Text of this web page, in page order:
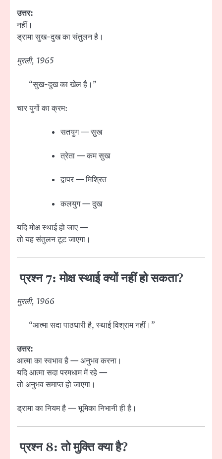
उत्तर:
नहीं।
ड्रामा सुख-दुख का संतुलन है।
मुरली, 1965
“सुख-दुख का खेल है।”
चार युगों का क्रम:
सतयुग — सुख
त्रेता — कम सुख
द्वापर — मिश्रित
कलयुग — दुख
यदि मोक्ष स्थाई हो जाए —
तो यह संतुलन टूट जाएगा।
प्रश्न 7: मोक्ष स्थाई क्यों नहीं हो सकता?
मुरली, 1966
“आत्मा सदा पाठधारी है, स्थाई विश्राम नहीं।”
उत्तर:
आत्मा का स्वभाव है — अनुभव करना।
यदि आत्मा सदा परमधाम में रहे —
तो अनुभव समाप्त हो जाएगा।
ड्रामा का नियम है — भूमिका निभानी ही है।
प्रश्न 8: तो मुक्ति क्या है?